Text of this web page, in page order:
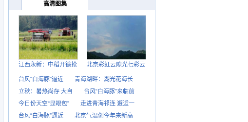
高清图集
江西永新：中稻开镰抢 北京彩虹云隙光七彩云
台风“白海豚”逼近
青海湖畔：湖光花海长
立秋：暑热尚存 大自
台风“白海豚”来临前
今日份天空“显眼包”
走进青海祁连 邂逅一
台风“白海豚”逼近
北京气温创今年来新高